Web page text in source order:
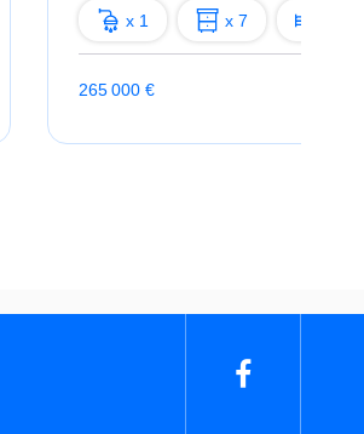
x 1 x 7
265 000 €